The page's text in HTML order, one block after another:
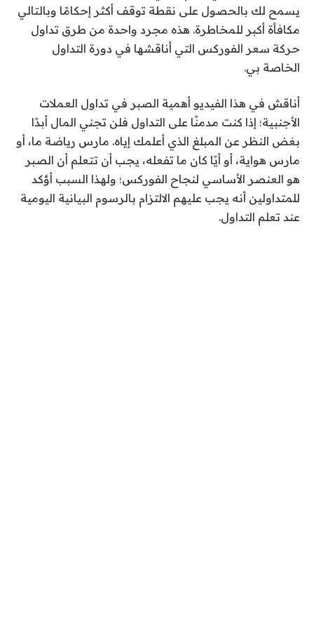
يسمح لك بالحصول على نقطة توقف أكثر إحكامًا وبالتالي
مكافأة أكبر للمخاطرة. هذه مجرد واحدة من طرق تداول
حركة سعر الفوركس التي أناقشها في دورة التداول
الخاصة بي.
أناقش في هذا الفيديو أهمية الصبر في تداول العملات
الأجنبية؛ إذا كنت مدمنًا على التداول فلن تجني المال أبدًا
بغض النظر عن المبلغ الذي أعلمك إياه. مارس رياضة ما، أو
مارس هواية، أو أيًا كان ما تفعله، يجب أن تتعلم أن الصبر
هو العنصر الأساسي لنجاح الفوركس؛ ولهذا السبب أؤكد
للمتداولين أنه يجب عليهم الالتزام بالرسوم البيانية اليومية
عند تعلم التداول.